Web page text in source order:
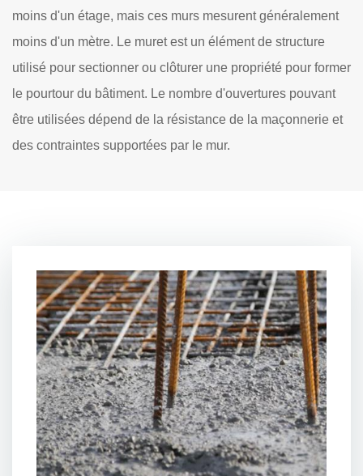
moins d'un étage, mais ces murs mesurent généralement
moins d'un mètre. Le muret est un élément de structure
utilisé pour sectionner ou clôturer une propriété pour former
le pourtour du bâtiment. Le nombre d'ouvertures pouvant
être utilisées dépend de la résistance de la maçonnerie et
des contraintes supportées par le mur.